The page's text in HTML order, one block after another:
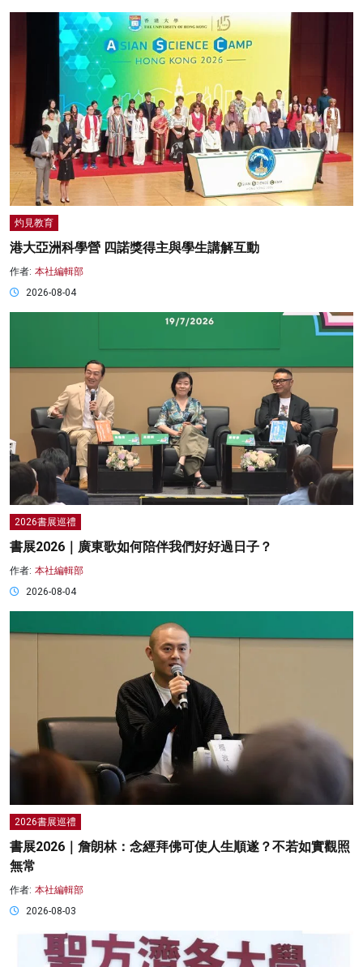
灼見教育
港大亞洲科學營 四諾獎得主與學生講解互動
作者: 本社編輯部
2026-08-04
2026書展巡禮
書展2026｜廣東歌如何陪伴我們好好過日子？
作者: 本社編輯部
2026-08-04
2026書展巡禮
書展2026｜詹朗林：念經拜佛可使人生順遂？不若如實觀照
無常
作者: 本社編輯部
2026-08-03